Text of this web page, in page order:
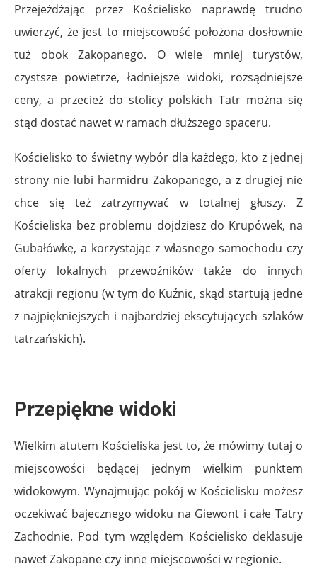
Przejeżdżając przez Kościelisko naprawdę trudno
uwierzyć, że jest to miejscowość położona dosłownie
tuż obok Zakopanego. O wiele mniej turystów,
czystsze powietrze, ładniejsze widoki, rozsądniejsze
ceny, a przecież do stolicy polskich Tatr można się
stąd dostać nawet w ramach dłuższego spaceru.
Kościelisko to świetny wybór dla każdego, kto z jednej
strony nie lubi harmidru Zakopanego, a z drugiej nie
chce się też zatrzymywać w totalnej głuszy. Z
Kościeliska bez problemu dojdziesz do Krupówek, na
Gubałówkę, a korzystając z własnego samochodu czy
oferty lokalnych przewoźników także do innych
atrakcji regionu (w tym do Kuźnic, skąd startują jedne
z najpiękniejszych i najbardziej ekscytujących szlaków
tatrzańskich).
Przepiękne widoki
Wielkim atutem Kościeliska jest to, że mówimy tutaj o
miejscowości będącej jednym wielkim punktem
widokowym. Wynajmując pokój w Kościelisku możesz
oczekiwać bajecznego widoku na Giewont i całe Tatry
Zachodnie. Pod tym względem Kościelisko deklasuje
nawet Zakopane czy inne miejscowości w regionie.